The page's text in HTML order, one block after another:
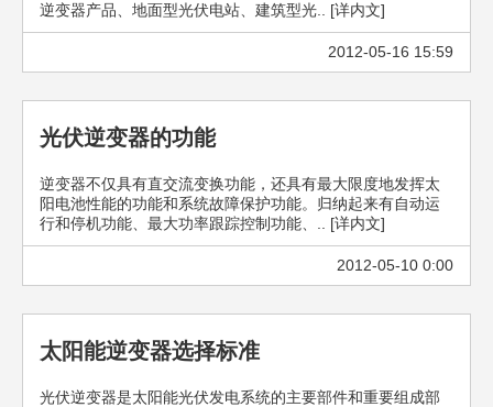
逆变器产品、地面型光伏电站、建筑型光.. [详内文]
2012-05-16 15:59
光伏逆变器的功能
逆变器不仅具有直交流变换功能，还具有最大限度地发挥太
阳电池性能的功能和系统故障保护功能。归纳起来有自动运
行和停机功能、最大功率跟踪控制功能、.. [详内文]
2012-05-10 0:00
太阳能逆变器选择标准
光伏逆变器是太阳能光伏发电系统的主要部件和重要组成部